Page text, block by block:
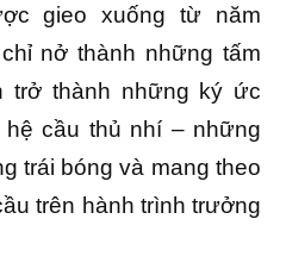
gieo xuống từ năm
nở thành những tấm
trở thành những ký ức
cầu thủ nhí – những
trái bóng và mang theo
trên hành trình trưởng